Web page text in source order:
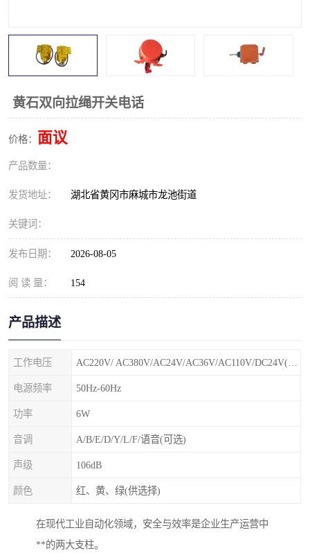
黄石双向拉绳开关电话
价格： 面议
产品数量：
发货地址： 湖北省黄冈市麻城市龙池街道
关键词：
发布日期： 2026-08-05
阅 读 量： 154
产品描述
工作电压
电源频率 50Hz-60Hz
功率 6W
音调 A/B/E/D/Y/L/F/语音(可选)
声级 106dB
颜色 红、黄、绿(供选择)
在现代工业自动化领域，安全与效率是企业生产运营中
**的两大支柱。
撕裂开关
限位开关 速度检测器
速度传感器